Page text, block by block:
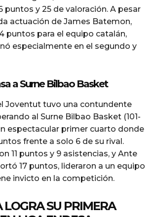
puntos y 25 de valoración. A pesar
actuación de James Batemon,
puntos para el equipo catalán,
especialmente en el segundo y
a Surne Bilbao Basket
Joventut tuvo una contundente
al Surne Bilbao Basket (101-
espectacular primer cuarto donde
frente a solo 6 de su rival.
11 puntos y 9 asistencias, y Ante
17 puntos, lideraron a un equipo
invicto en la competición.
LOGRA SU PRIMERA